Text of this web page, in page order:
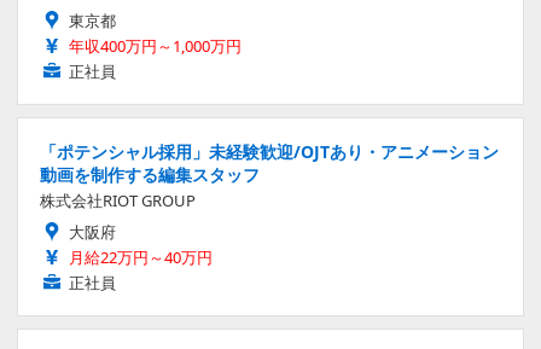
東京都
年収400万円～1,000万円
正社員
「ポテンシャル採用」未経験歓迎/OJTあり・アニメーション
動画を制作する編集スタッフ
株式会社RIOT GROUP
大阪府
月給22万円～40万円
正社員